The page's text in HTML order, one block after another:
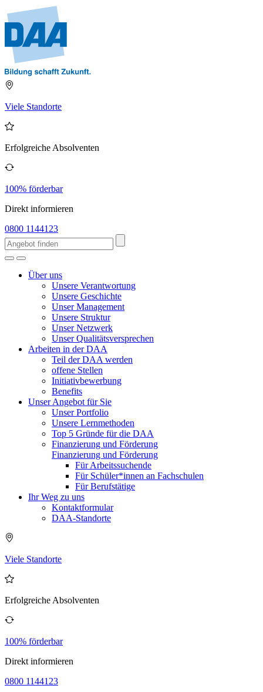
Viele Standorte
Erfolgreiche Absolventen
100% förderbar
Direkt informieren
0800 1144123
Über uns
Unsere Verantwortung
Unsere Geschichte
Unser Management
Unsere Struktur
Unser Netzwerk
Unser Qualitätsversprechen
Arbeiten in der DAA
Teil der DAA werden
offene Stellen
Initiativbewerbung
Benefits
Unser Angebot für Sie
Unser Portfolio
Unsere Lernmethoden
Top 5 Gründe für die DAA
Finanzierung und Förderung
Finanzierung und Förderung
Für Arbeitssuchende
Für Schüler*innen an Fachschulen
Für Berufstätige
Ihr Weg zu uns
Kontaktformular
DAA-Standorte
Viele Standorte
Erfolgreiche Absolventen
100% förderbar
Direkt informieren
0800 1144123